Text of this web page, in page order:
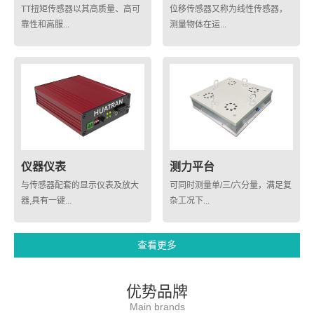
TT扭矩传感器以其高质量、高可
靠性和高服...
位移传感器又称为线性传感器，
测量物体在运...
仪器仪表
与传感器配套的显示仪表及放大
器,具有一键...
测力平台
可同时测量单/三/六分量，满足复
杂工况下...
查看更多
优势品牌
Main brands